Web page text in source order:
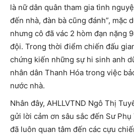
là nữ dân quân tham gia tình
đến nhà, đàn bà cũng đánh”, mặc
nhưng cô đã vác 2 hòm đạn nặng
đội. Trong thời điểm chiến đấu
chứng kiến những sự hi sinh anh
nhân dân Thanh Hóa trong việc
nước nhà.
Nhân đây, AHLLVTND Ngô Thị
gửi lời cảm ơn sâu sắc đến Sư
đã luôn quan tâm đến các cựu